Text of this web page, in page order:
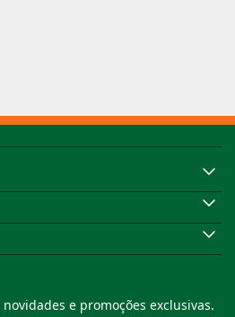
e promoções exclusivas.